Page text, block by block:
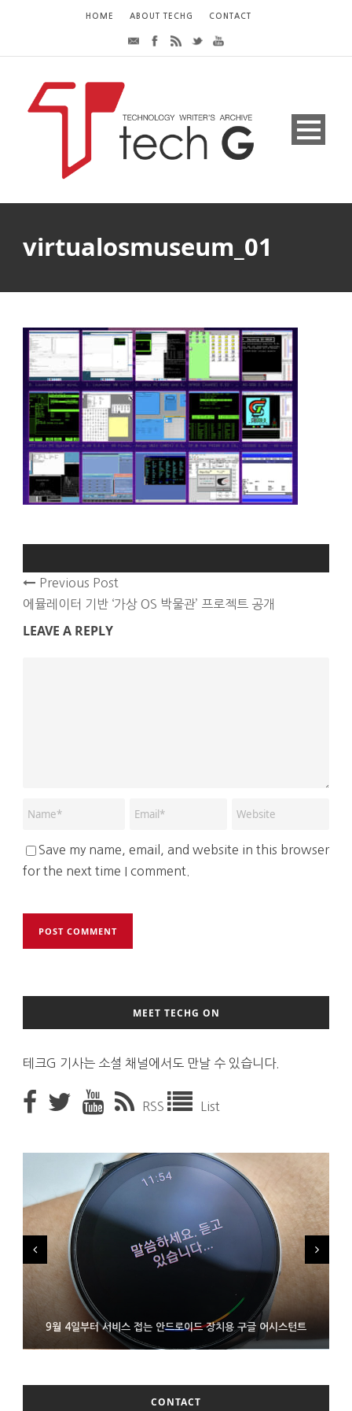
HOME ABOUT TECHG CONTACT
virtualosmuseum_01
Previous Post
에뮬레이터 기반 ‘가상 OS 박물관’ 프로젝트 공개
LEAVE A REPLY
Save my name, email, and website in this browser
for the next time I comment.
MEET TECHG ON
테크G 기사는 소셜 채널에서도 만날 수 있습니다.
RSS List
9월 4일부터 서비스 접는 안드로이드 장치용 구글 어시스턴트
FMS 2026서 차세대 3D 메모리 ZHBM·ZNAND-O 모형 처음 선
보인 삼성전자
에이수스 구글북 ‘CX9406’ 제품 이미지 유출
CONTACT